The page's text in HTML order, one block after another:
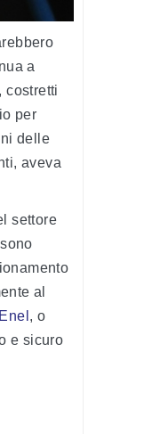
a
costretti
per
delle
aveva
settore
al
Enel , o
e sicuro